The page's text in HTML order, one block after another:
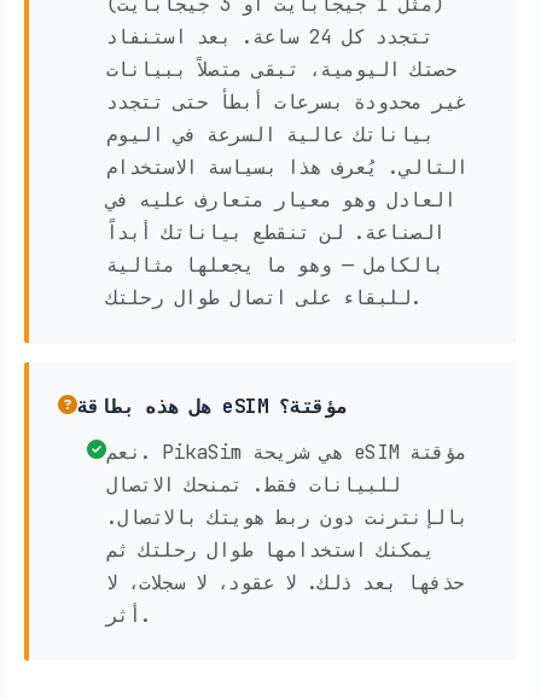
تتجدد كل 24 ساعة. بعد استنفاد
حصتك اليومية، تبقى متصلاً ببيانات
غير محدودة بسرعات أبطأ حتى تتجدد
بياناتك عالية السرعة في اليوم
التالي. يُعرف هذا بسياسة الاستخدام
العادل وهو معيار متعارف عليه في
الصناعة. لن تنقطع بياناتك أبداً
بالكامل — وهو ما يجعلها مثالية
للبقاء على اتصال طوال رحلتك.
هل هذه بطاقة eSIM مؤقتة؟
نعم. PikaSim هي شريحة eSIM مؤقتة
للبيانات فقط. تمنحك الاتصال
بالإنترنت دون ربط هويتك بالاتصال.
يمكنك استخدامها طوال رحلتك ثم
حذفها بعد ذلك. لا عقود، لا سجلات، لا
أثر.